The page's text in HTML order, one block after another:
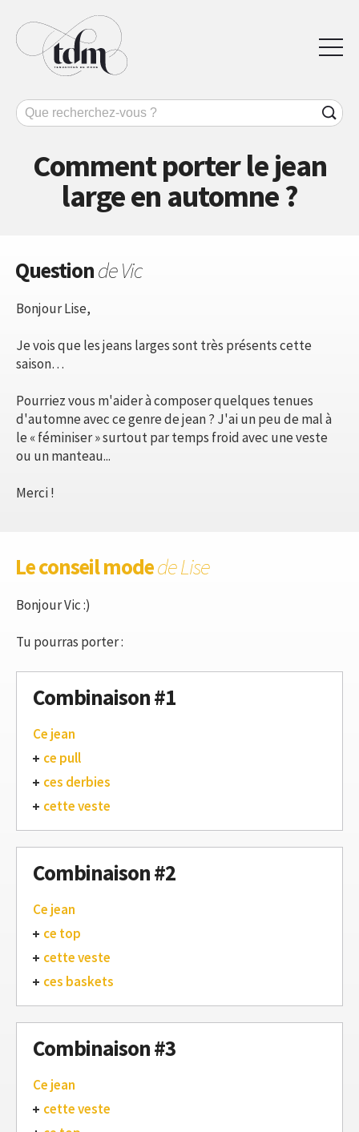
Comment porter le jean
large en automne ?
Questionde Vic
Bonjour Lise,
Je vois que les jeans larges sont très présents cette
saison…
Pourriez vous m'aider à composer quelques tenues
d'automne avec ce genre de jean ? J'ai un peu de mal à
le « féminiser » surtout par temps froid avec une veste
ou un manteau...
Merci !
Le conseil modede Lise
Bonjour Vic :)
Tu pourras porter :
Combinaison #1
Ce jean
ce pull
ces derbies
cette veste
Combinaison #2
Ce jean
ce top
cette veste
ces baskets
Combinaison #3
Ce jean
cette veste